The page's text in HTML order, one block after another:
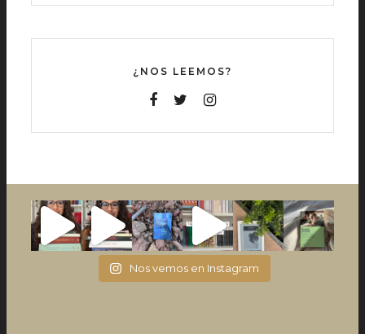
¿NOS LEEMOS?
Nos vemos en Instagram